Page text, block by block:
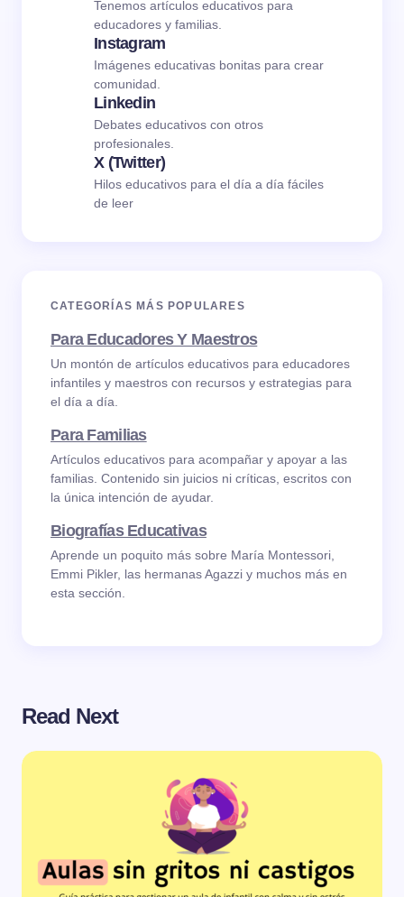
Tenemos artículos educativos para
educadores y familias.
Instagram
Imágenes educativas bonitas para crear
comunidad.
Linkedin
Debates educativos con otros
profesionales.
X (Twitter)
Hilos educativos para el día a día fáciles
de leer
CATEGORÍAS MÁS POPULARES
Para Educadores Y Maestros
Un montón de artículos educativos para educadores
infantiles y maestros con recursos y estrategias para
el día a día.
Para Familias
Artículos educativos para acompañar y apoyar a las
familias. Contenido sin juicios ni críticas, escritos con
la única intención de ayudar.
Biografías Educativas
Aprende un poquito más sobre María Montessori,
Emmi Pikler, las hermanas Agazzi y muchos más en
esta sección.
Read Next